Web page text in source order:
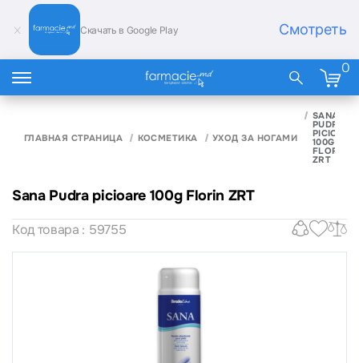
Скачать в Google Play Смотреть
0
ГЛАВНАЯ СТРАНИЦА КОСМЕТИКА УХОД ЗА НОГАМИ
SANA
PUDRA
PICIOARE
100G
FLORIN
ZRT
Sana Pudra picioare 100g Florin ZRT
Код товара : 59755